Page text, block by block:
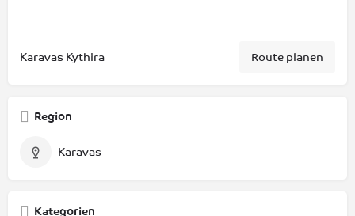
Karavas Kythira Route planen
Region
Karavas
Kategorien